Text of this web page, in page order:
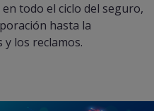
todo el ciclo del seguro,
hasta la
los reclamos.